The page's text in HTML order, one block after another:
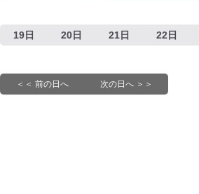
19日 20日 21日 22日
＜＜ 前の日へ 次の日へ ＞＞